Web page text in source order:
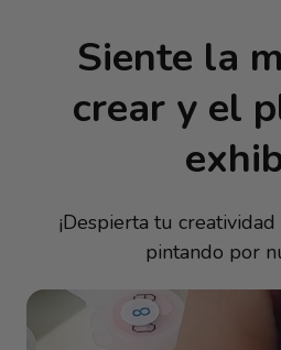
Siente la
crear y el
¡Despierta tu
pintando por